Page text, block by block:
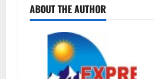
o
ABOUT THE AUTHOR